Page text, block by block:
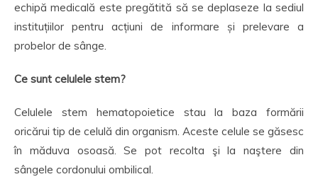
echipă medicală este pregătită să se deplaseze la sediul
instituțiilor pentru acțiuni de informare și prelevare a
probelor de sânge.
Ce sunt celulele stem?
Celulele stem hematopoietice stau la baza formării
oricărui tip de celulă din organism. Aceste celule se găsesc
în măduva osoasă. Se pot recolta şi la naştere din
sângele cordonului ombilical.